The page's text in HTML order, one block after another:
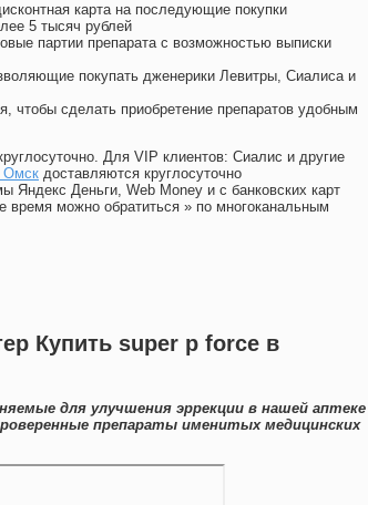
карта на последующие покупки
5 тысяч рублей
партии препарата с возможностью выписки
покупать дженерики Левитры, Сиалиса и
сделать приобретение препаратов удобным
Для VIP клиентов: Сиалис и другие
Омск доставляются круглосуточно
Яндекс Деньги, Web Money и с банковских карт
время можно обратиться » по многоканальным
Купить super p force в
для улучшения эррекции в нашей аптеке
препараты именитых медицинских